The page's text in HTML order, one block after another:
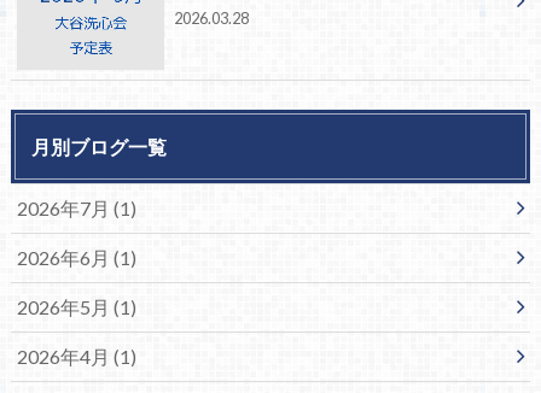
2026.03.28
月別ブログ一覧
2026年7月 (1)
2026年6月 (1)
2026年5月 (1)
2026年4月 (1)